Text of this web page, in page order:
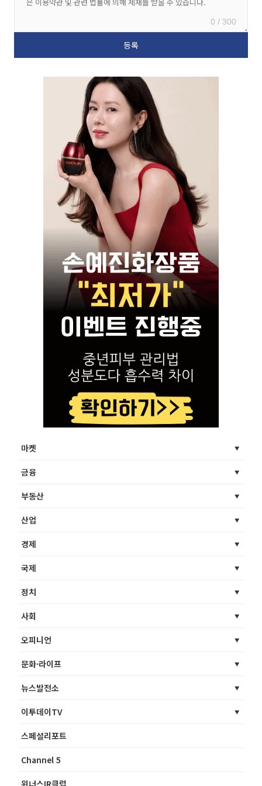
0 / 300
마켓
금융
부동산
산업
경제
국제
정치
사회
오피니언
문화·라이프
뉴스발전소
이투데이TV
스페셜리포트
Channel 5